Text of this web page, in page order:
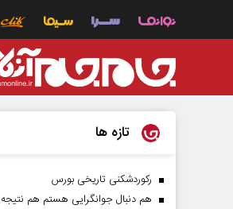
تازه ها
رکوردشکنی تاریخی بورس
هم دنبال جوانگرایی هستم هم نتیجه